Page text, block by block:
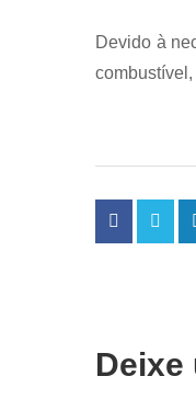
Devido à
Deixe